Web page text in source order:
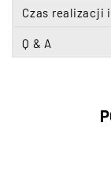
Czas realizacji
Q & A